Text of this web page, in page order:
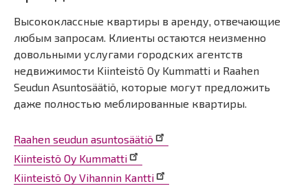
Высококлассные квартиры в аренду, отвечающие
любым запросам. Клиенты остаются неизменно
довольными услугами городских агентств
недвижимости Kiinteistö Oy Kummatti и Raahen
Seudun Asuntosäätiö, которые могут предложить
даже полностью меблированные квартиры.
Raahen seudun asuntosäätiö
Kiinteistö Oy Kummatti
Kiinteistö Oy Vihannin Kantti